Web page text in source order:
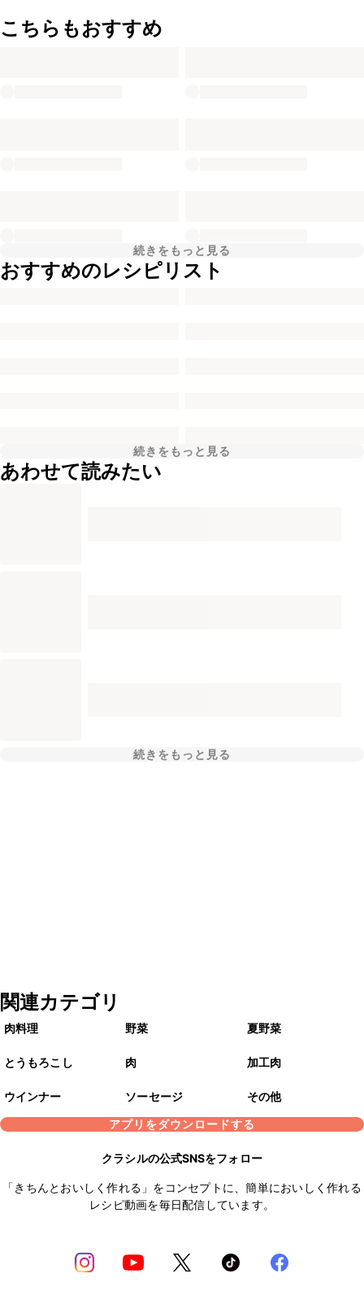
こちらもおすすめ
続きをもっと見る
おすすめのレシピリスト
続きをもっと見る
あわせて読みたい
続きをもっと見る
関連カテゴリ
肉料理 野菜 夏野菜
とうもろこし 肉 加工肉
ウインナー ソーセージ
その他
アプリをダウンロードする
クラシルの公式SNSをフォロー
「きちんとおいしく作れる」をコンセプトに、簡単においしく作れる
レシピ動画を毎日配信しています。